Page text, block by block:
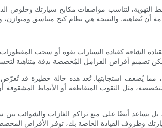
التهوية، لتناسب مواصفات مكابح سيارتك
الشاقة كقيادة السيارات بقوة أو سحب المقطورات.
مما يُضعف استجابتها. تُعد هذه حالة خطيرة قد
مثل الثقوب المتقاطعة أو الأنماط المشقوقة
يساعد أيضًا على منع تراكم الغازات والشوائب
وظروف القيادة الخاصة بك، توفر الأقراص